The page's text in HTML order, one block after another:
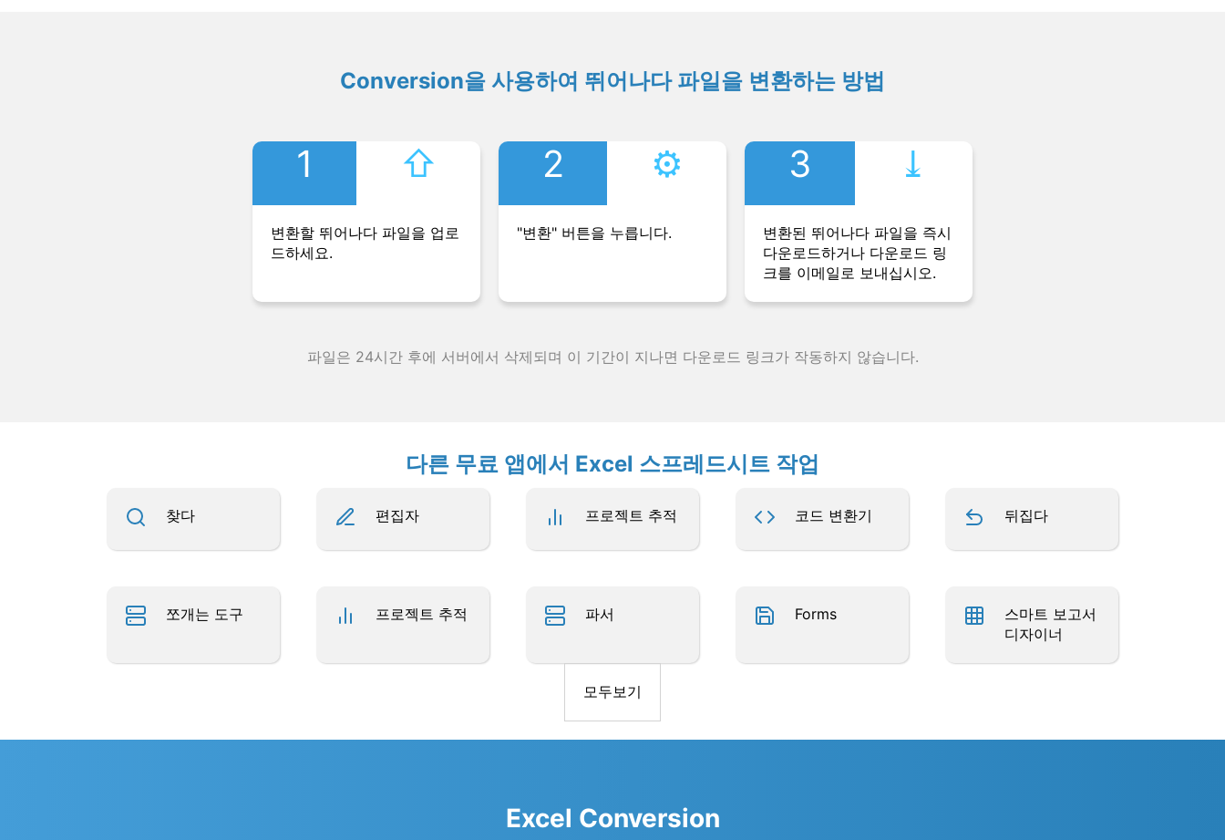
Conversion을 사용하여 뛰어나다 파일을 변환하는 방법
1 ⇧︎
변환할 뛰어나다 파일을 업로
드하세요.
2 ⚙︎
"변환" 버튼을 누릅니다.
3 ⤓︎
변환된 뛰어나다 파일을 즉시
다운로드하거나 다운로드 링
크를 이메일로 보내십시오.
파일은 24시간 후에 서버에서 삭제되며 이 기간이 지나면 다운로드 링크가 작동하지 않습니다.
다른 무료 앱에서 Excel 스프레드시트 작업
찾다 편집자 프로젝트 추적 코드 변환기 뒤집다
쪼개는 도구 프로젝트 추적 파서 Forms
스마트 보고서
디자이너
모두보기
Excel Conversion